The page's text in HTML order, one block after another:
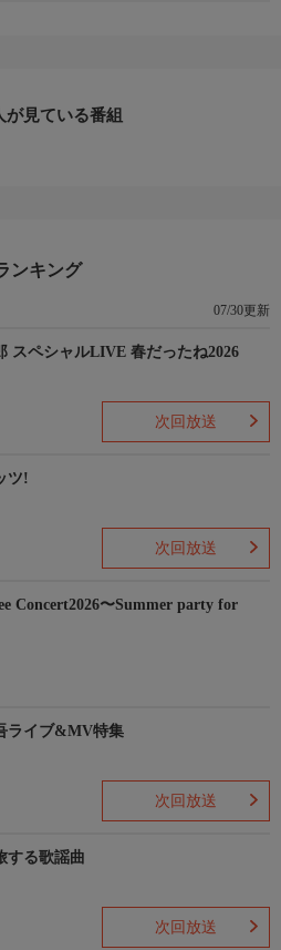
が見ている番組
ンキング
07/30更新
スペシャルLIVE 春だったね2026
次回放送
ツ!
次回放送
Concert2026〜Summer party for
ライブ&MV特集
次回放送
する歌謡曲
次回放送